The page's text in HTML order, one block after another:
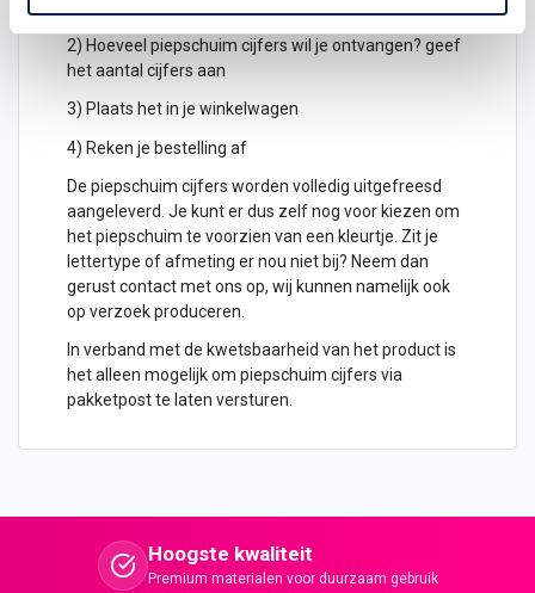
2) Hoeveel piepschuim cijfers wil je ontvangen? geef
het aantal cijfers aan
3) Plaats het in je winkelwagen
4) Reken je bestelling af
De piepschuim cijfers worden volledig uitgefreesd
aangeleverd. Je kunt er dus zelf nog voor kiezen om
het piepschuim te voorzien van een kleurtje. Zit je
lettertype of afmeting er nou niet bij? Neem dan
gerust contact met ons op, wij kunnen namelijk ook
op verzoek produceren.
In verband met de kwetsbaarheid van het product is
het alleen mogelijk om piepschuim cijfers via
pakketpost te laten versturen.
Hoogste kwaliteit
Premium materialen voor duurzaam gebruik